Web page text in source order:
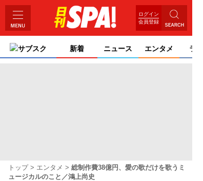
ログイン
会員登録
サブスク 新着 ニュース エンタメ ライ
トップ エンタメ
総制作費38億円、愛の歌だけを歌うミ
ュージカルのこと／鴻上尚史